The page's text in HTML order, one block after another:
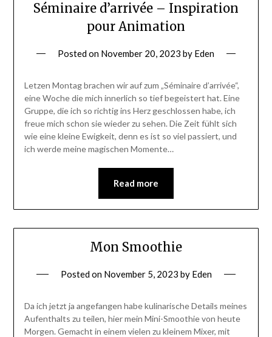
Séminaire d’arrivée – Inspiration
pour Animation
Posted on November 20, 2023 by Eden
Letzen Montag brachen wir auf zum „Séminaire d’arrivée“,
eine Woche die mich innerlich so tief begeistert hat. Eine
Gruppe, die ich so richtig ins Herz geschlossen habe, ich
freue mich schon sie wieder zu sehen. Die Zeit fühlt sich
wie eine kleine Ewigkeit, denn es ist so viel passiert, und
ich werde meine magischen Momente…
Read more
Mon Smoothie
Posted on November 5, 2023 by Eden
Da ich jetzt ja angefangen habe kulinarische Details meines
Aufenthalts zu teilen, hier mein Mini-Smoothie von heute
Morgen. Gemacht in einem vielen zu kleinem Mixer, mit